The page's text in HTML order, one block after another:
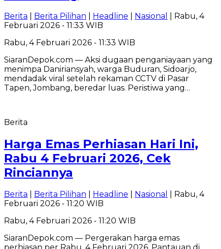
Berita Berita Pilihan Headline Nasional
| Rabu, 4
Februari 2026 - 11:33 WIB
Rabu, 4 Februari 2026 - 11:33 WIB
SiaranDepok.com — Aksi dugaan penganiayaan yang
menimpa Daniriansyah, warga Buduran, Sidoarjo,
mendadak viral setelah rekaman CCTV di Pasar
Tapen, Jombang, beredar luas. Peristiwa yang…
Berita
Harga Emas Perhiasan Hari Ini,
Rabu 4 Februari 2026, Cek
Rinciannya
Berita Berita Pilihan Headline Nasional
| Rabu, 4
Februari 2026 - 11:20 WIB
Rabu, 4 Februari 2026 - 11:20 WIB
SiaranDepok.com — Pergerakan harga emas